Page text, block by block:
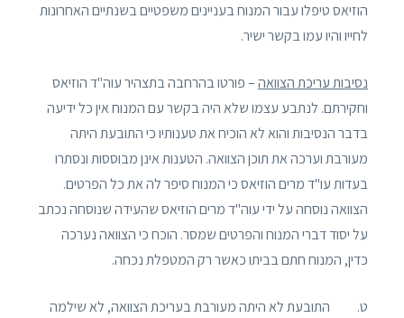
הוזיאס טיפלו עבור המנוח בעניינים משפטיים בשנתיים האחרונות
לחייו והיו עמו בקשר ישיר.
נסיבות עריכת הצוואה– פורטו בהרחבה בתצהיר עוה"ד הוזיאס
וחקירתם. לנתבע עצמו שלא היה בקשר עם המנוח אין כל ידיעה
בדבר הנסיבות והוא לא הוכיח את טענותיו כי התובעת היתה
מעורבת וערכה את תוכן הצוואה. הטענות אינן מבוססות ונסתרו
בעדות עו"ד מרים הוזיאס כי המנוח סיפר לה את כל הפרטים.
הצוואה נוסחה על ידי עוה"ד מרים הוזיאס שהעידה שנוסחה נכתב
על יסוד דברי המנוח והפרטים שמסר. הוכח כי הצוואה נערכה
כדין, המנוח חתם בביתו כאשר רק המטפלת נכחה.
ט. התובעת לא היתה מעורבת בעריכת הצוואה, לא שילמה